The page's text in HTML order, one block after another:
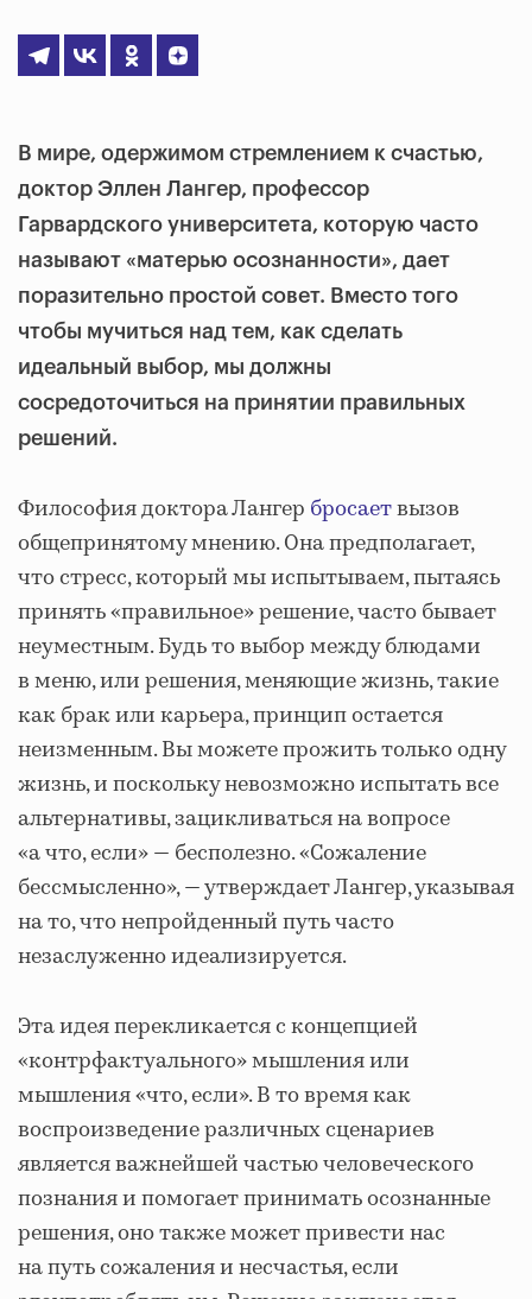
В мире, одержимом стремлением к счастью,
доктор Эллен Лангер, профессор
Гарвардского университета, которую часто
называют «матерью осознанности», дает
поразительно простой совет. Вместо того
чтобы мучиться над тем, как сделать
идеальный выбор, мы должны
сосредоточиться на принятии правильных
решений.
Философия доктора Лангер бросаетвызов
общепринятому мнению. Она предполагает,
что стресс, который мы испытываем, пытаясь
принять «правильное» решение, часто бывает
неуместным. Будь то выбор между блюдами
в меню, или решения, меняющие жизнь, такие
как брак или карьера, принцип остается
неизменным. Вы можете прожить только одну
жизнь, и поскольку невозможно испытать все
альтернативы, зацикливаться на вопросе
«а что, если» — бесполезно. «Сожаление
бессмысленно», — утверждает Лангер, указывая
на то, что непройденный путь часто
незаслуженно идеализируется.
Эта идея перекликается с концепцией
«контрфактуального» мышления или
мышления «что, если». В то время как
воспроизведение различных сценариев
является важнейшей частью человеческого
познания и помогает принимать осознанные
решения, оно также может привести нас
на путь сожаления и несчастья, если